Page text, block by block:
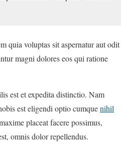
quia voluptas sit aspernatur aut odit
magni dolores eos qui ratione
est et expedita distinctio. Nam
est eligendi optio cumquenihil
placeat facere possimus,
omnis dolor repellendus.